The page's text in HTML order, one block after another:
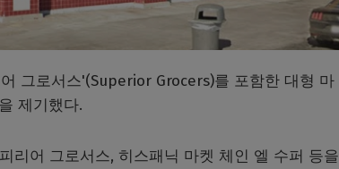
그로서스'(Superior Grocers)를 포함한 대형 마
제기했다.
리어 그로서스, 히스패닉 마켓 체인 엘 수퍼 등을